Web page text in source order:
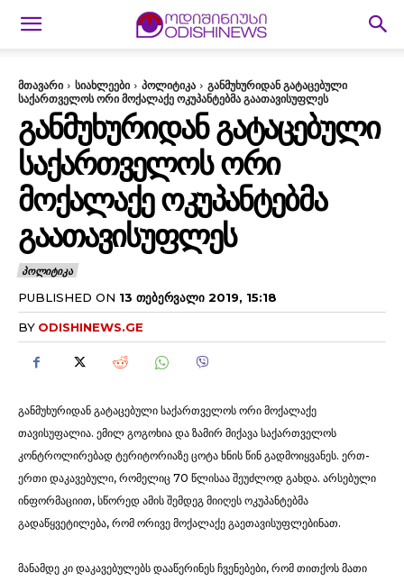
მთავარი სიახლეები პოლიტიკა
განმუხურიდან გატაცებული
საქართველოს ორი მოქალაქე ოკუპანტებმა გაათავისუფლეს
ᲒᲐᲜᲛᲣᲮᲣᲠᲘᲓᲐᲜ ᲒᲐᲢᲐᲪᲔᲑᲣᲚᲘ
ᲡᲐᲥᲐᲠᲗᲕᲔᲚᲝᲡ ᲝᲠᲘ
ᲛᲝᲥᲐᲚᲐᲥᲔ ᲝᲙᲣᲞᲐᲜᲢᲔᲑᲛᲐ
ᲒᲐᲐᲗᲐᲕᲘᲡᲣᲤᲚᲔᲡ
ᲞᲝᲚᲘᲢᲘᲙᲐ
PUBLISHED ON 13 ᲗᲔᲑᲔᲠᲕᲐᲚᲘ 2019, 15:18
BY ODISHINEWS.GE
განმუხურიდან გატაცებული საქართველოს ორი მოქალაქე
თავისუფალია. ემილ გოგოხია და ზამირ მიქავა საქართველოს
კონტროლირებად ტერიტორიაზე ცოტა ხნის წინ გადმოიყვანეს. ერთ-
ერთი დაკავებული, რომელიც 70 წლისაა შეუძლოდ გახდა. არსებული
ინფორმაციით, სწორედ ამის შემდეგ მიიღეს ოკუპანტებმა
გადაწყვეტილება, რომ ორივე მოქალაქე გაეთავისუფლებინათ.
მანამდე კი დაკავებულებს დააწერინეს ჩვენებები, რომ თითქოს მათი